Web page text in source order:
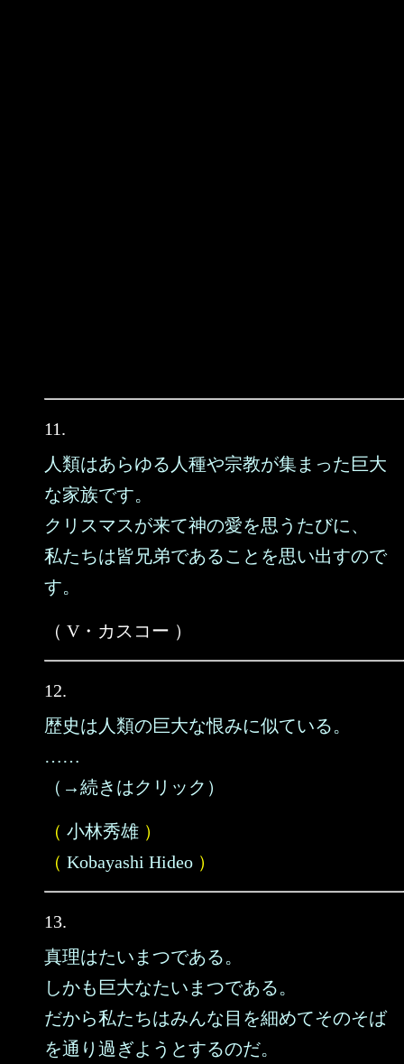
11.
人類はあらゆる人種や宗教が集まった巨大
な家族です。
クリスマスが来て神の愛を思うたびに、
私たちは皆兄弟であることを思い出すので
す。
（ V・カスコー ）
12.
歴史は人類の巨大な恨みに似ている。
……
（→続きはクリック）
（ 小林秀雄 ）
（ Kobayashi Hideo ）
13.
真理はたいまつである。
しかも巨大なたいまつである。
だから私たちはみんな目を細めてそのそば
を通り過ぎようとするのだ。